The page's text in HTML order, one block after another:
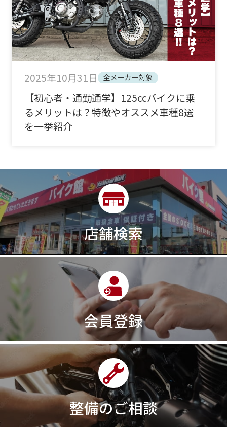
2025年10月31日 全メーカー対象
【初心者・通勤通学】125ccバイクに乗
るメリットは？特徴やオススメ車種8選
を一挙紹介
店舗検索
会員登録
整備のご相談